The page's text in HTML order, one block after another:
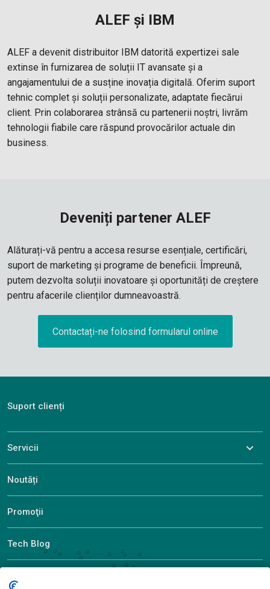
ALEF și IBM
ALEF a devenit distribuitor IBM datorită expertizei sale
extinse în furnizarea de soluții IT avansate și a
angajamentului de a susține inovația digitală. Oferim suport
tehnic complet și soluții personalizate, adaptate fiecărui
client. Prin colaborarea strânsă cu partenerii noștri, livrăm
tehnologii fiabile care răspund provocărilor actuale din
business.
Deveniți partener ALEF
Alăturați-vă pentru a accesa resurse esențiale, certificări,
suport de marketing și programe de beneficii. Împreună,
putem dezvolta soluții inovatoare și oportunități de creștere
pentru afacerile clienților dumneavoastră.
Contactați-ne folosind formularul online
Suport clienți
Servicii
Noutăți
Promoţii
Tech Blog